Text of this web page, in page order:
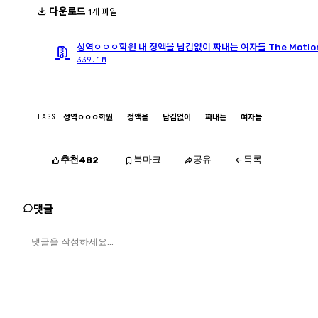
다운로드 1개 파일
성역ㅇㅇㅇ학원 내 정액을 남김없이 짜내는 여자들 The
339.1M
TAGS 성역ㅇㅇㅇ학원 정액을 남김없이 짜내는 여자들
추천482 북마크 공유 목록
댓글